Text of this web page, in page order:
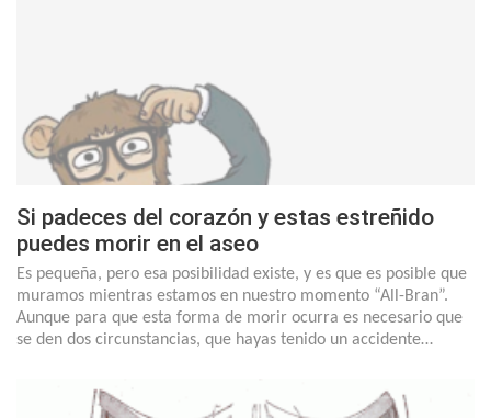
Si padeces del corazón y estas estreñido
puedes morir en el aseo
Es pequeña, pero esa posibilidad existe, y es que es posible que
muramos mientras estamos en nuestro momento “All-Bran”.
Aunque para que esta forma de morir ocurra es necesario que
se den dos circunstancias, que hayas tenido un accidente…